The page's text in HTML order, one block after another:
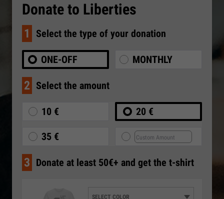
Donate to Liberties
1 Select the type of your donation
ONE-OFF MONTHLY
2 Select the amount
10 € 20 €
35 €
3 Donate at least 50€+ and get the t-shirt